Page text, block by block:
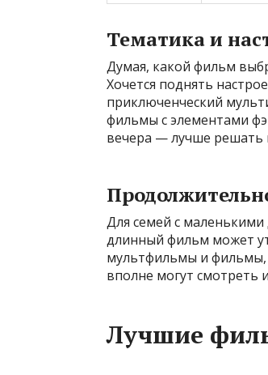
Тематика и
Думая, какой фильм
Хочется поднять
приключенческий
фильмы с элементами
вечера — лучше решать
Для семей с
длинный фильм может
мультфильмы и фильмы,
вполне могут смотреть
Лучшие